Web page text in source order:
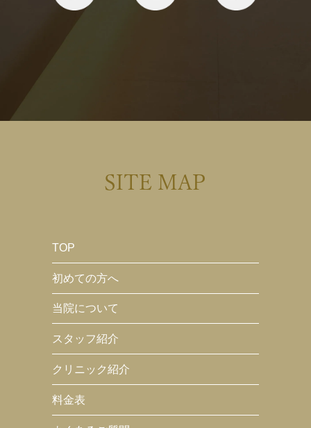
SITE MAP
TOP
初めての方へ
当院について
スタッフ紹介
クリニック紹介
料金表